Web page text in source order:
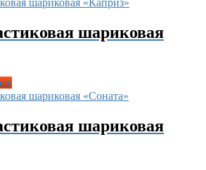
шариковая
шариковая